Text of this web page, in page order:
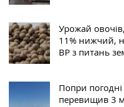
Урожай овочів,
11% нижчий,
ВР з питань
Попри
перевищив 3